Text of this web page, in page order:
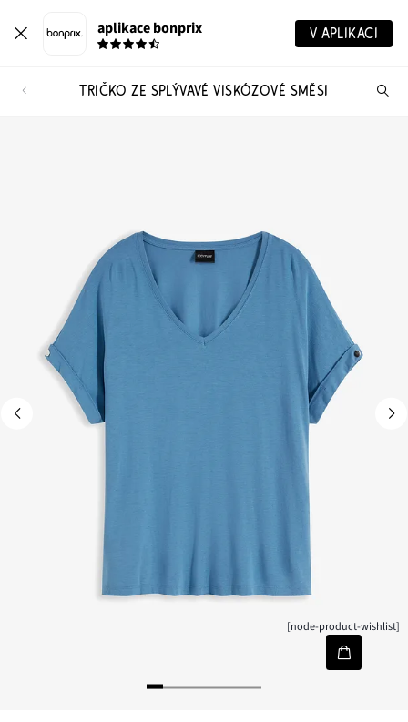
aplikace bonprix V APLIKACI
TRIČKO ZE SPLÝVAVÉ VISKÓZOVÉ SMĚSI
[node-product-wishlist]